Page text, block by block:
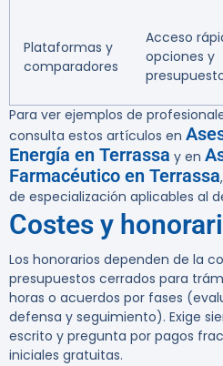
Plataformas y
comparadores
Acceso
opciones y
Para ver ejemplos de
consulta estos artículos en
Energía en Terrassa y en
Farmacéutico en Terrassa
de especialización aplicables al
Costes y
Los honorarios dependen de la
presupuestos cerrados para
horas o acuerdos por fases
defensa y seguimiento). Exige
escrito y pregunta por pagos
iniciales gratuitas.